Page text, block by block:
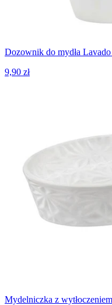
Dozownik do mydła
9,90 zł
Mydelniczka z